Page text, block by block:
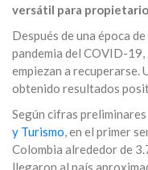
versátil para
Después de una época
pandemia del COVID-
empiezan a recuperarse.
obtenido resultados
Según cifras preliminares
y Turismo, en el primer
Colombia alrededor de
llegaron al país